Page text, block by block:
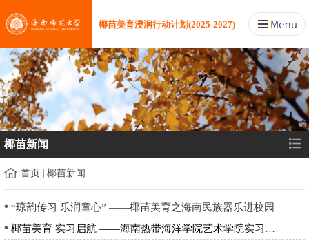
椰苗美育浸润行动计划(2025-2027)
椰苗新闻
首页 椰苗新闻
“琼韵传习 乐润童心” ——椰苗美育之海南民族器乐进校园
椰苗美育 实习启航 ——海南热带海洋学院艺术学院实习生调研活动